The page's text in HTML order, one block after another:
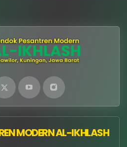
MODERN AL-IKHLASH